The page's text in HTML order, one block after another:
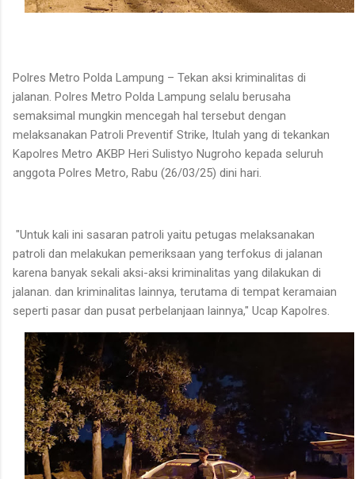
Polres Metro Polda Lampung – Tekan aksi kriminalitas di
jalanan. Polres Metro Polda Lampung selalu berusaha
semaksimal mungkin mencegah hal tersebut dengan
melaksanakan Patroli Preventif Strike, Itulah yang di tekankan
Kapolres Metro AKBP Heri Sulistyo Nugroho kepada seluruh
anggota Polres Metro, Rabu (26/03/25) dini hari.
"Untuk kali ini sasaran patroli yaitu petugas melaksanakan
patroli dan melakukan pemeriksaan yang terfokus di jalanan
karena banyak sekali aksi-aksi kriminalitas yang dilakukan di
jalanan. dan kriminalitas lainnya, terutama di tempat keramaian
seperti pasar dan pusat perbelanjaan lainnya," Ucap Kapolres.